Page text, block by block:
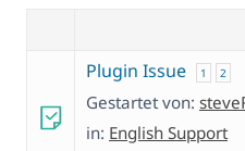
Plugin Issue 1 2
Gestartet von:
in: English Support